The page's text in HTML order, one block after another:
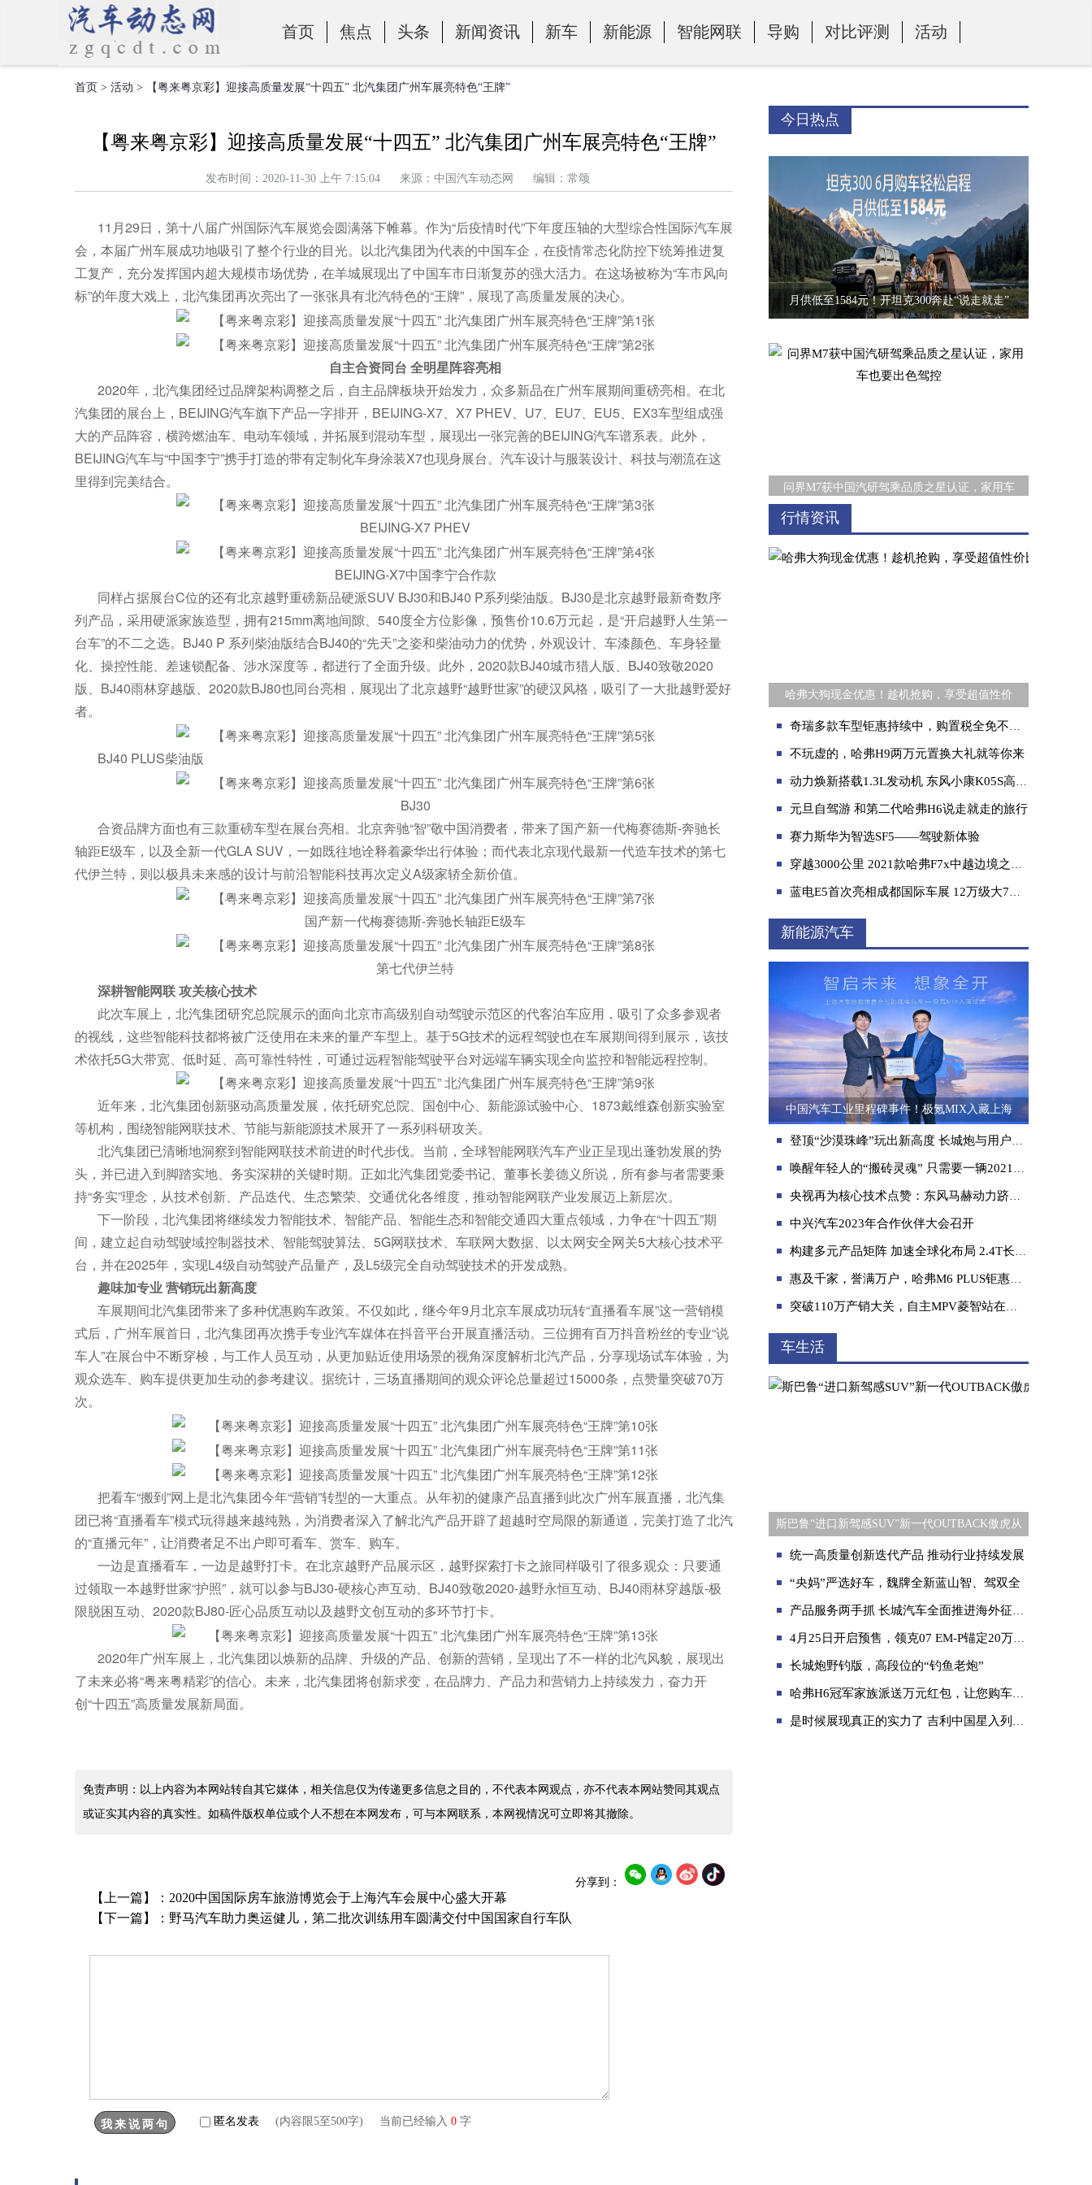
首页 焦点 头条 新闻资讯 新车 新能源 智能网联 导购 对比评测 活动
零部件
首页 > 活动 > 【粤来粤京彩】迎接高质量发展“十四五” 北汽集团广州车展亮特色“王牌”
【粤来粤京彩】迎接高质量发展“十四五” 北汽集团广州车展亮特色“王牌”
发布时间：2020-11-30 上午 7:15:04 来源：中国汽车动态网 编辑：常颂
11月29日，第十八届广州国际汽车展览会圆满落下帷幕。作为“后疫情时代”下年度压轴的大型综合性国际汽车展
会，本届广州车展成功地吸引了整个行业的目光。以北汽集团为代表的中国车企，在疫情常态化防控下统筹推进复
工复产，充分发挥国内超大规模市场优势，在羊城展现出了中国车市日渐复苏的强大活力。在这场被称为“车市风向
标”的年度大戏上，北汽集团再次亮出了一张张具有北汽特色的“王牌”，展现了高质量发展的决心。
自主合资同台 全明星阵容亮相
2020年，北汽集团经过品牌架构调整之后，自主品牌板块开始发力，众多新品在广州车展期间重磅亮相。在北
汽集团的展台上，BEIJING汽车旗下产品一字排开，BEIJING-X7、X7 PHEV、U7、EU7、EU5、EX3车型组成强
大的产品阵容，横跨燃油车、电动车领域，并拓展到混动车型，展现出一张完善的BEIJING汽车谱系表。此外，
BEIJING汽车与“中国李宁”携手打造的带有定制化车身涂装X7也现身展台。汽车设计与服装设计、科技与潮流在这
里得到完美结合。
BEIJING-X7 PHEV
BEIJING-X7中国李宁合作款
同样占据展台C位的还有北京越野重磅新品硬派SUV BJ30和BJ40 P系列柴油版。BJ30是北京越野最新奇数序
列产品，采用硬派家族造型，拥有215mm离地间隙、540度全方位影像，预售价10.6万元起，是“开启越野人生第一
台车”的不二之选。BJ40 P 系列柴油版结合BJ40的“先天”之姿和柴油动力的优势，外观设计、车漆颜色、车身轻量
化、操控性能、差速锁配备、涉水深度等，都进行了全面升级。此外，2020款BJ40城市猎人版、BJ40致敬2020
版、BJ40雨林穿越版、2020款BJ80也同台亮相，展现出了北京越野“越野世家”的硬汉风格，吸引了一大批越野爱好
者。
BJ40 PLUS柴油版
BJ30
合资品牌方面也有三款重磅车型在展台亮相。北京奔驰“智”敬中国消费者，带来了国产新一代梅赛德斯-奔驰长
轴距E级车，以及全新一代GLA SUV，一如既往地诠释着豪华出行体验；而代表北京现代最新一代造车技术的第七
代伊兰特，则以极具未来感的设计与前沿智能科技再次定义A级家轿全新价值。
国产新一代梅赛德斯-奔驰长轴距E级车
第七代伊兰特
深耕智能网联 攻关核心技术
此次车展上，北汽集团研究总院展示的面向北京市高级别自动驾驶示范区的代客泊车应用，吸引了众多参观者
的视线，这些智能科技都将被广泛使用在未来的量产车型上。基于5G技术的远程驾驶也在车展期间得到展示，该技
术依托5G大带宽、低时延、高可靠性特性，可通过远程智能驾驶平台对远端车辆实现全向监控和智能远程控制。
近年来，北汽集团创新驱动高质量发展，依托研究总院、国创中心、新能源试验中心、1873戴维森创新实验室
等机构，围绕智能网联技术、节能与新能源技术展开了一系列科研攻关。
北汽集团已清晰地洞察到智能网联技术前进的时代步伐。当前，全球智能网联汽车产业正呈现出蓬勃发展的势
头，并已进入到脚踏实地、务实深耕的关键时期。正如北汽集团党委书记、董事长姜德义所说，所有参与者需要秉
持“务实”理念，从技术创新、产品迭代、生态繁荣、交通优化各维度，推动智能网联产业发展迈上新层次。
下一阶段，北汽集团将继续发力智能技术、智能产品、智能生态和智能交通四大重点领域，力争在“十四五”期
间，建立起自动驾驶域控制器技术、智能驾驶算法、5G网联技术、车联网大数据、以太网安全网关5大核心技术平
台，并在2025年，实现L4级自动驾驶产品量产，及L5级完全自动驾驶技术的开发成熟。
趣味加专业营销玩出新高度
车展期间北汽集团带来了多种优惠购车政策。不仅如此，继今年9月北京车展成功玩转“直播看车展”这一营销模
式后，广州车展首日，北汽集团再次携手专业汽车媒体在抖音平台开展直播活动。三位拥有百万抖音粉丝的专业“说
车人”在展台中不断穿梭，与工作人员互动，从更加贴近使用场景的视角深度解析北汽产品，分享现场试车体验，为
观众选车、购车提供更加生动的参考建议。据统计，三场直播期间的观众评论总量超过15000条，点赞量突破70万
次。
把看车“搬到”网上是北汽集团今年“营销”转型的一大重点。从年初的健康产品直播到此次广州车展直播，北汽集
团已将“直播看车”模式玩得越来越纯熟，为消费者深入了解北汽产品开辟了超越时空局限的新通道，完美打造了北汽
的“直播元年”，让消费者足不出户即可看车、赏车、购车。
一边是直播看车，一边是越野打卡。在北京越野产品展示区，越野探索打卡之旅同样吸引了很多观众：只要通
过领取一本越野世家“护照”，就可以参与BJ30-硬核心声互动、BJ40致敬2020-越野永恒互动、BJ40雨林穿越版-极
限脱困互动、2020款BJ80-匠心品质互动以及越野文创互动的多环节打卡。
2020年广州车展上，北汽集团以焕新的品牌、升级的产品、创新的营销，呈现出了不一样的北汽风貌，展现出
了未来必将“粤来粤精彩”的信心。未来，北汽集团将创新求变，在品牌力、产品力和营销力上持续发力，奋力开
创“十四五”高质量发展新局面。
免责声明：以上内容为本网站转自其它媒体，相关信息仅为传递更多信息之目的，不代表本网观点，亦不代表本网站赞同其观点
或证实其内容的真实性。如稿件版权单位或个人不想在本网发布，可与本网联系，本网视情况可立即将其撤除。
分享到：
【上一篇】： 2020中国国际房车旅游博览会于上海汽车会展中心盛大开幕
【下一篇】： 野马汽车助力奥运健儿，第二批次训练用车圆满交付中国国家自行车队
匿名发表 (内容限5至500字) 当前已经输入 0 字
今日热点
月供低至1584元！开坦克300奔赴“说走就走”
问界M7获中国汽研驾乘品质之星认证，家用车
有劲|敢野|舒享|可靠 山海炮2.4T全球版带你
售价18.68万元起，领克05极智轿跑SUV家族焕
行情资讯
哈弗大狗现金优惠！趁机抢购，享受超值性价
奇瑞多款车型钜惠持续中，购置税全免不容错过
不玩虚的，哈弗H9两万元置换大礼就等你来
动力焕新搭载1.3L发动机 东风小康K05S高功版上市3.79万
元旦自驾游 和第二代哈弗H6说走就走的旅行
赛力斯华为智选SF5——驾驶新体验
穿越3000公里 2021款哈弗F7x中越边境之旅圆满收官
蓝电E5首次亮相成都国际车展 12万级大7座电混SUV诚意来袭
新能源汽车
中国汽车工业里程碑事件！极氪MIX入藏上海
登顶“沙漠珠峰”玩出新高度 长城炮与用户真正玩在一起
唤醒年轻人的“搬砖灵魂” 只需要一辆2021款哈弗F7x
央视再为核心技术点赞：东风马赫动力跻身世界一流梯队！
中兴汽车2023年合作伙伴大会召开
构建多元产品矩阵 加速全球化布局 2.4T长城炮强势登陆澳洲
惠及千家，誉满万户，哈弗M6 PLUS钜惠进行中
突破110万产销大关，自主MPV菱智站在新能源赛道新起点
车生活
斯巴鲁“进口新驾感SUV”新一代OUTBACK傲虎从
统一高质量创新迭代产品 推动行业持续发展
“央妈”严选好车，魏牌全新蓝山智、驾双全
产品服务两手抓 长城汽车全面推进海外征程 销量稳步提升
4月25日开启预售，领克07 EM-P锚定20万级轿车价值新顶流
长城炮野钓版，高段位的“钓鱼老炮”
哈弗H6冠军家族派送万元红包，让您购车省上加省！
是时候展现真正的实力了 吉利中国星入列杭州亚运会